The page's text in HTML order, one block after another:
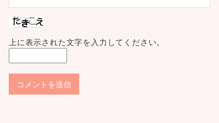
上に表示された文字を入力してください。